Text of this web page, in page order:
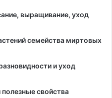
выращивание, уход
семейства миртовых
и уход
свойства